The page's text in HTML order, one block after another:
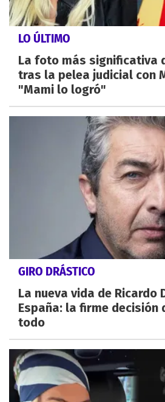
LO ÚLTIMO
La foto más significativa
tras la pelea judicial con
"Mami lo logró"
GIRO DRÁSTICO
La nueva vida de Ricardo
España: la firme decisión
todo